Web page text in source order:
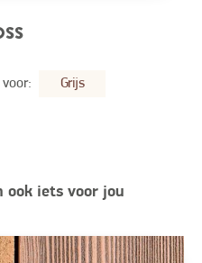
Grijs
ook iets voor jou